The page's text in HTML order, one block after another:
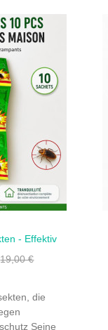
- Effektiv
19,00 €
die
Seine